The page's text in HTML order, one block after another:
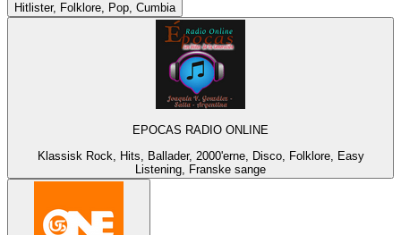
Hitlister, Folklore, Pop, Cumbia
EPOCAS RADIO ONLINE
Klassisk Rock, Hits, Ballader, 2000'erne, Disco, Folklore, Easy
Listening, Franske sange